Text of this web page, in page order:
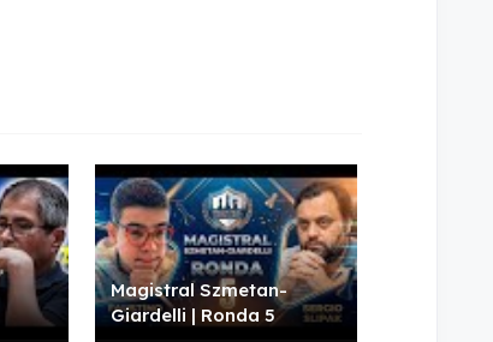
Magistral Szmetan-
Giardelli | Ronda 5